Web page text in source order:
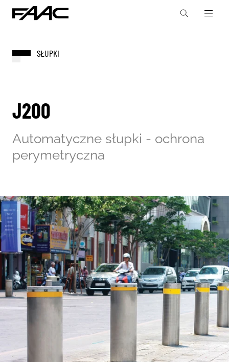
SŁUPKI
J200
Automatyczne słupki - ochrona
perymetryczna